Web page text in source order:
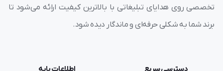
تخصصی روی هدایای تبلیغاتی با بالاترین کیفیت ارائه می‌شود تا
برند شما به شکلی حرفه‌ای و ماندگار دیده شود.
دسترسی سریع
اطلاعات پایه